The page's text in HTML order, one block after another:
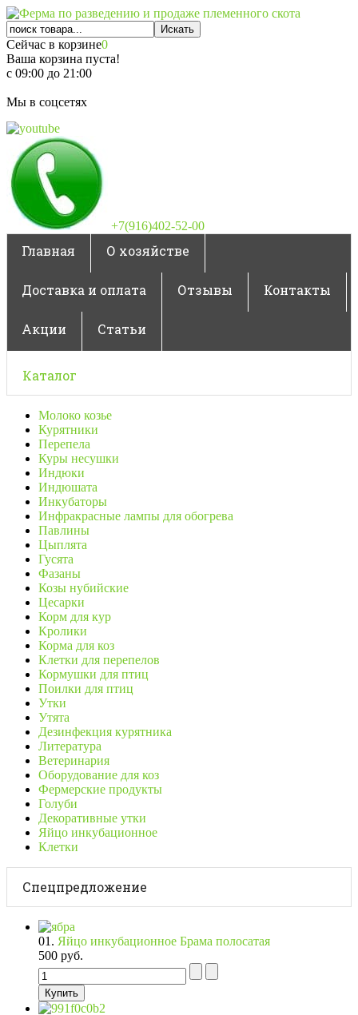
Сейчас в корзине0
Ваша корзина пуста!
с 09:00 до 21:00
Мы в соцсетях
+7(916)402-52-00
Главная О хозяйстве
Доставка и оплата Отзывы Контакты
Акции Статьи
Каталог
Молоко козье
Курятники
Перепела
Куры несушки
Индюки
Индюшата
Инкубаторы
Инфракрасные лампы для обогрева
Павлины
Цыплята
Гусята
Фазаны
Козы нубийские
Цесарки
Корм для кур
Кролики
Корма для коз
Клетки для перепелов
Кормушки для птиц
Поилки для птиц
Утки
Утята
Дезинфекция курятника
Литература
Ветеринария
Оборудование для коз
Фермерские продукты
Голуби
Декоративные утки
Яйцо инкубационное
Клетки
Спецпредложение
01. Яйцо инкубационное Брама полосатая
500 руб.